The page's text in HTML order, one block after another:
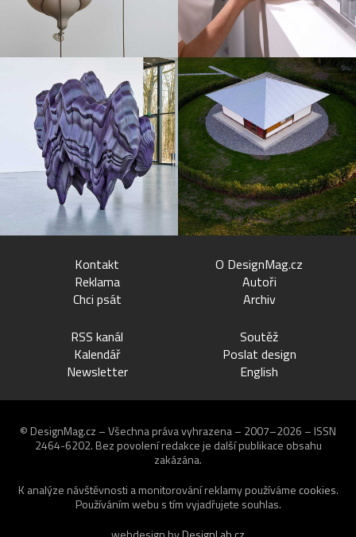
Kontakt
Reklama
Chci psát
O DesignMag.cz
Autoři
Archiv
RSS kanál
Kalendář
Newsletter
Soutěž
Poslat design
English
© DesignMag.cz – Všechna práva vyhrazena – 2007–2026 – ISSN
2464-6202. Bez povolení redakce je další publikace obsahu
zakázána.
K analýze návštěvnosti a monitorování reklamy používáme cookies.
Používáním webu s tím vyjadřujete souhlas.